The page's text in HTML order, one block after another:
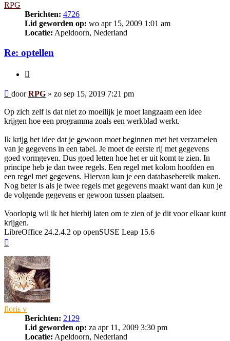
RPG
Berichten: 4726
Lid geworden op: wo apr 15, 2009 1:01 am
Locatie: Apeldoorn, Nederland
Re: optellen
Bericht
doorRPG » zo sep 15, 2019 7:21 pm
Op zich zelf is dat niet zo moeilijk je moet langzaam een idee
krijgen hoe een programma zoals een werkblad werkt.
Ik krijg het idee dat je gewoon moet beginnen met het verzamelen
van je gegevens in een tabel. Je moet de eerste rij met gegevens
goed vormgeven. Dus goed letten hoe het er uit komt te zien. In
principe heb je dan twee regels. Een regel met kolom hoofden en
een regel met gegevens. Hiervan kun je een databasebereik maken.
Nog beter is als je twee regels met gegevens maakt want dan kun je
de volgende gegevens er gewoon tussen plaatsen.
Voorlopig wil ik het hierbij laten om te zien of je dit voor elkaar kunt
krijgen.
LibreOffice 24.2.4.2 op openSUSE Leap 15.6
floris v
Berichten: 2129
Lid geworden op: za apr 11, 2009 3:30 pm
Locatie: Apeldoorn, Nederland